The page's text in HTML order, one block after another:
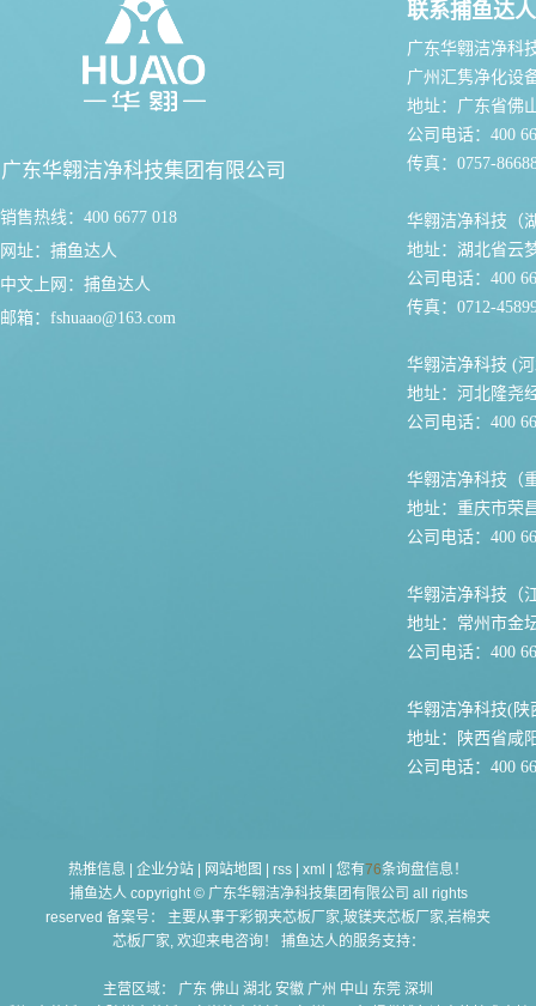
广东华翱洁净科技集团有限公司
销售热线：400 6677 018
网址： 捕鱼达人
中文上网： 捕鱼达人
邮箱： fshuaao@163.com
联系捕鱼达人
广东华翱洁净科
广州汇隽净化设
地址：广东省佛
公司电话：400
传真：0757-
华翱洁净科技（
地址：湖北省云
公司电话：400
传真：0712-
华翱洁净科技 (
地址：河北隆尧
公司电话：400
华翱洁净科技（
地址：重庆市荣
公司电话：400
华翱洁净科技（
地址：常州市金
公司电话：400
华翱洁净科技(陕
地址：陕西省咸
公司电话：400
热推信息 企业分站 网站地图 rss xml 您有76条询盘信息！
捕鱼达人 copyright © 广东华翱洁净科技集团有限公司 all rights
reserved 备案号： 主要从事于彩钢夹芯板厂家,玻镁夹芯板厂家,岩棉夹
芯板厂家, 欢迎来电咨询！ 捕鱼达人的服务支持：
主营区域： 广东 佛山 湖北 安徽 广州 中山 东莞 深圳